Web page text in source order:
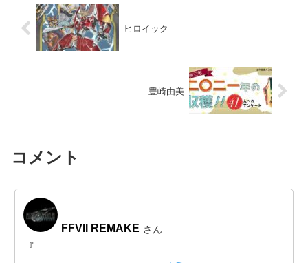
ヒロイック
豊崎由美
コメント
FFVII REMAKE さん
『